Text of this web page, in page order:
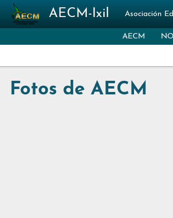
Pasar al contenido principal
AECM-Ixil Asociación
AECM
Fotos de AECM